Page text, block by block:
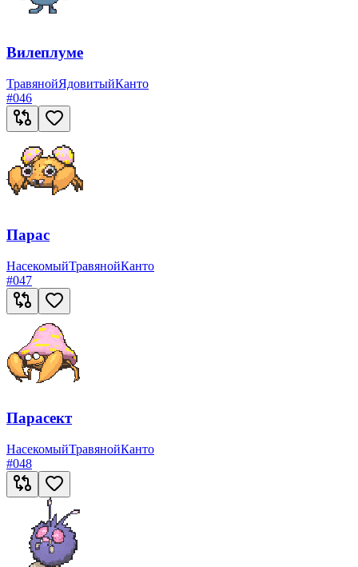
Вилеплуме
ТравянойЯдовитыйКанто
#046
Парас
НасекомыйТравянойКанто
#047
Парасект
НасекомыйТравянойКанто
#048